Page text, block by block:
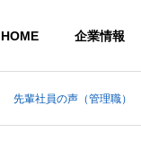
HOME 企業情報
先輩社員の声（管理職）